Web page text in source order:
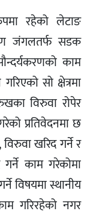
रहेको लेटाङ
जंगलतर्फ सडक
काम
सो क्षेत्रमा
विरुवा रोपेर
प्रतिवेदनमा छ
खरिद गर्ने र
काम गरेकोमा
विषयमा स्थानीय
गरिरहेको नगर